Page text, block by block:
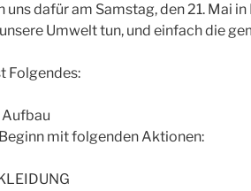
uns dafür am Samstag, den 21. Mai
Umwelt tun, und einfach die
Folgendes:
mit folgenden Aktionen: